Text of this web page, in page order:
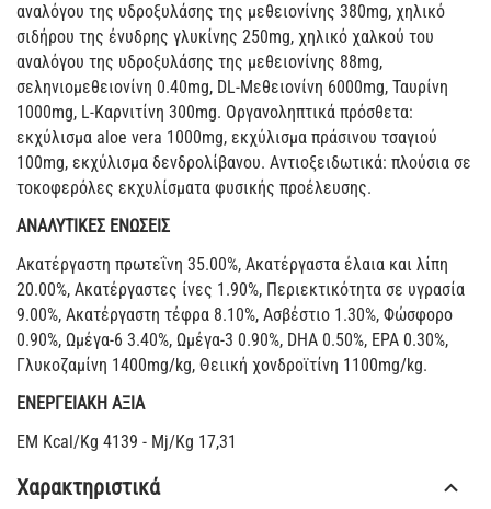
αναλόγου της υδροξυλάσης της μεθειονίνης 380mg, χηλικό
σιδήρου της ένυδρης γλυκίνης 250mg, χηλικό χαλκού του
αναλόγου της υδροξυλάσης της μεθειονίνης 88mg,
σεληνιομεθειονίνη 0.40mg, DL-Μεθειονίνη 6000mg, Ταυρίνη
1000mg, L-Καρνιτίνη 300mg. Οργανοληπτικά πρόσθετα:
εκχύλισμα aloe vera 1000mg, εκχύλισμα πράσινου τσαγιού
100mg, εκχύλισμα δενδρολίβανου. Αντιοξειδωτικά: πλούσια σε
τοκοφερόλες εκχυλίσματα φυσικής προέλευσης.
ΑΝΑΛΥΤΙΚΕΣ ΕΝΩΣΕΙΣ
Ακατέργαστη πρωτεΐνη 35.00%, Ακατέργαστα έλαια και λίπη
20.00%, Ακατέργαστες ίνες 1.90%, Περιεκτικότητα σε υγρασία
9.00%, Ακατέργαστη τέφρα 8.10%, Ασβέστιο 1.30%, Φώσφορο
0.90%, Ωμέγα-6 3.40%, Ωμέγα-3 0.90%, DHA 0.50%, EPA 0.30%,
Γλυκοζαμίνη 1400mg/kg, Θειική χονδροϊτίνη 1100mg/kg.
ΕΝΕΡΓΕΙΑΚΗ ΑΞΙΑ
EM Kcal/Kg 4139 - Mj/Kg 17,31
Χαρακτηριστικά